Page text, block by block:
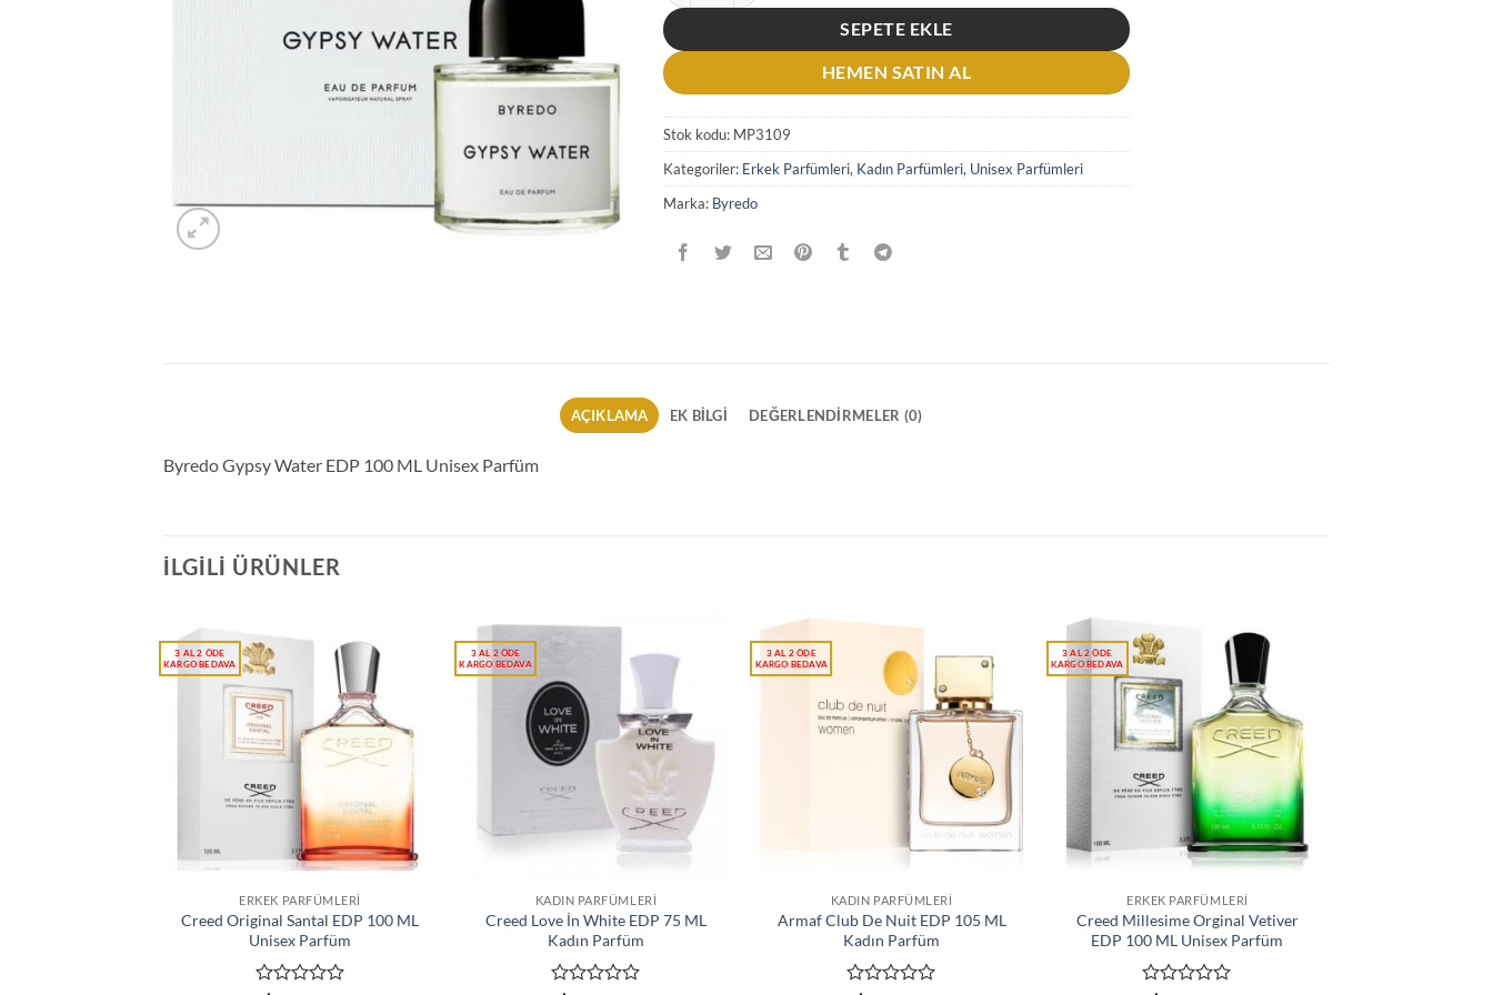
SEPETE EKLE
HEMEN SATIN AL
Stok kodu: MP3109
Kategoriler: Erkek Parfümleri, Kadın Parfümleri, Unisex Parfümleri
Marka: Byredo
AÇIKLAMA EK BILGI DEĞERLENDIRMELER (0)
Byredo Gypsy Water EDP 100 ML Unisex Parfüm
İLGILI ÜRÜNLER
ERKEK PARFÜMLERI
Creed Original Santal EDP 100 ML
Unisex Parfüm
KADIN PARFÜMLERI
Creed Love İn White EDP 75 ML
Kadın Parfüm
KADIN PARFÜMLERI
Armaf Club De Nuit EDP 105 ML
Kadın Parfüm
ERKEK PARFÜMLERI
Creed Millesime Orginal Vetiver
EDP 100 ML Unisex Parfüm